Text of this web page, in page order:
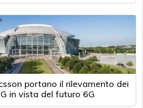
portano il rilevamento dei
in vista del futuro 6G